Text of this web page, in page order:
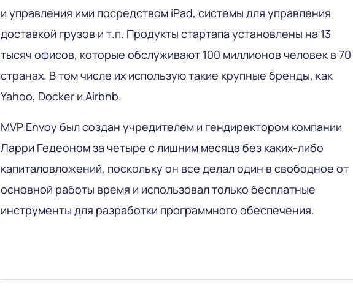
и управления ими посредством iPad, системы для управления
доставкой грузов и т.п. Продукты стартапа установлены на 13
тысяч офисов, которые обслуживают 100 миллионов человек в 70
странах. В том числе их использую такие крупные бренды, как
Yahoo, Docker и Airbnb.
MVP Envoy был создан учредителем и гендиректором компании
Ларри Гедеоном за четыре с лишним месяца без каких-либо
капиталовложений, поскольку он все делал один в свободное от
основной работы время и использовал только бесплатные
инструменты для разработки программного обеспечения.